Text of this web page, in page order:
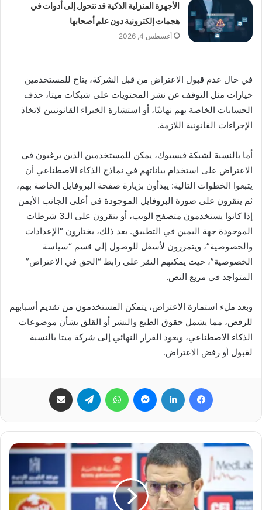
الأجهزة المنزلية الذكية قد تتحول إلى أدوات في
هجمات إلكترونية دون علم أصحابها
أغسطس 4, 2026
في حال عدم قبول الاعتراض من قبل الشركة، يتاح للمستخدمين
خيارات مثل التوقف عن نشر المحتويات على شبكات ميتا، حذف
الحسابات الخاصة بهم نهائيًا، أو استشارة الخبراء القانونيين لاتخاذ
الإجراءات القانونية اللازمة.
أما بالنسبة لشبكة فيسبوك، يمكن للمستخدمين الذين يرغبون في
الاعتراض على استخدام بياناتهم في نماذج الذكاء الاصطناعي أن
يتبعوا الخطوات التالية: يبدأون بزيارة صفحة البروفايل الخاصة بهم،
ثم ينقرون على صورة البروفايل الموجودة في أعلى الجانب الأيمن
إذا كانوا يستخدمون متصفح الويب، أو ينقرون على الـ3 شرطات
الموجودة جهة اليمين في التطبيق. بعد ذلك، يختارون “الإعدادات
والخصوصية”، ويتمررون لأسفل للوصول إلى قسم “سياسة
الخصوصية”، حيث يمكنهم النقر على رابط “الحق في الاعتراض”
المتواجد في مربع النص.
وبعد ملء استمارة الاعتراض، يتمكن المستخدمون من تقديم أسبابهم
للرفض، مما يشمل حقوق الطبع والنشر أو القلق بشأن موضوعات
الذكاء الاصطناعي، ويعود القرار النهائي إلى شركة ميتا بالنسبة
لقبول أو رفض الاعتراض.
فيسبوك لينكدإن ماسنجر واتساب تيلقرام